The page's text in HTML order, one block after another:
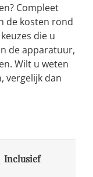
Compleet
de kosten rond
die u
de apparatuur,
Wilt u weten
vergelijk dan
Inclusief